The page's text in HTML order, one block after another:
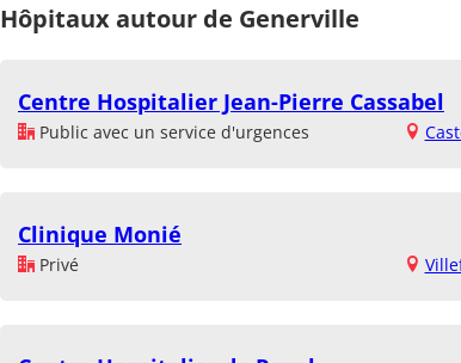
Hôpitaux autour de Generville
Centre Hospitalier Jean-Pierre Cassabel
Public avec un service d'urgences
Clinique Monié
Privé